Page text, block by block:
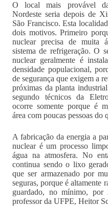
O local mais provável
Nordeste seria depois de
São Francisco. Esta
dois motivos. Primeiro
nuclear precisa de muita
sistema de refrigeração. O
nuclear geralmente é
densidade populacional,
de segurança que exigem a
próximas da planta
segundo técnicos da
ocorre somente porque é
área com poucas pessoas do
A fabricação da energia a
nuclear é um processo
água na atmosfera. No
continua sendo o lixo
que ser armazenado por
seguras, porque é altamente
guardado, no mínimo, por
professor da UFPE, Heitor